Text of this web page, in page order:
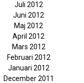
Juli 2012
Juni 2012
Maj 2012
April 2012
Mars 2012
Februari 2012
Januari 2012
December 2011